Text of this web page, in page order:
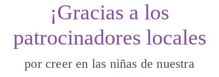
¡Gracias a los
patrocinadores locales
por creer en las niñas de nuestra